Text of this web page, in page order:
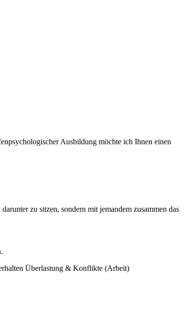
Ausbildung möchte ich Ihnen einen
zu sitzen, sondern mit jemandem zusammen das
Überlastung & Konflikte (Arbeit)